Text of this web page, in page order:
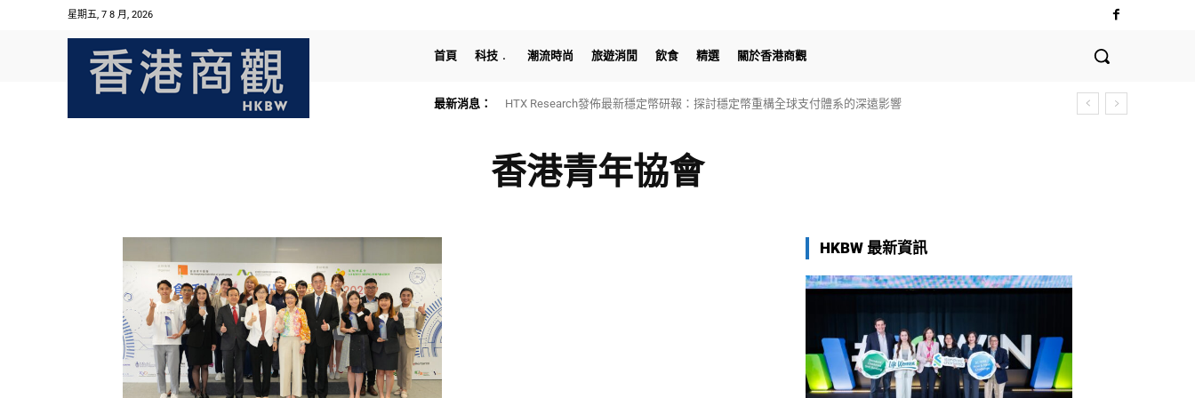
星期五, 7 8 月, 2026
首頁 科技 潮流時尚 旅遊消閒 飲食 精選 關於香港商觀
最新消息： HTX Research發佈最新穩定幣研報：探討穩定幣重構全球支付體系的深遠影響
香港青年協會
HKBW 最新資訊